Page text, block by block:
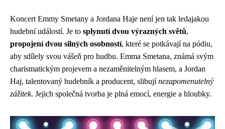
Koncert Emmy Smetany a Jordana Haje není jen tak ledajakou
hudební událostí. Je to splynutí dvou výrazných světů,
propojení dvou silných osobností, které se potkávají na pódiu,
aby sdílely svou vášeň pro hudbu. Emma Smetana, známá svým
charismatickým projevem a nezaměnitelným hlasem, a Jordan
Haj, talentovaný hudebník a producent, slibujínezapomenutelný
zážitek. Jejich společná tvorba je plná emocí, energie a hloubky.